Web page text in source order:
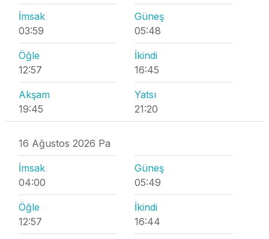
İmsak
03:59
Güneş
05:48
Öğle
12:57
İkindi
16:45
Akşam
19:45
Yatsı
21:20
16 Ağustos 2026 Pa
İmsak
04:00
Güneş
05:49
Öğle
12:57
İkindi
16:44